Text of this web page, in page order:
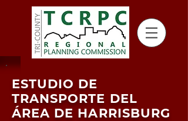
ESTUDIO DE
TRANSPORTE DEL
ÁREA DE HARRISBURG